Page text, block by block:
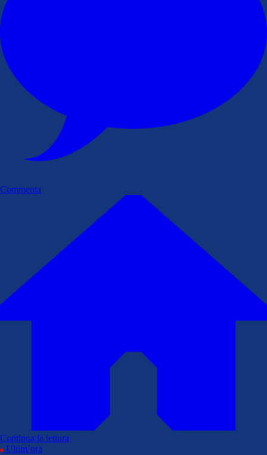
Commenta
Continua la lettura
Ultim’ora